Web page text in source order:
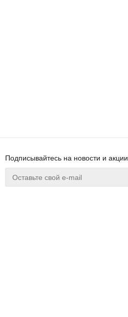
Подписывайтесь на новости и акции